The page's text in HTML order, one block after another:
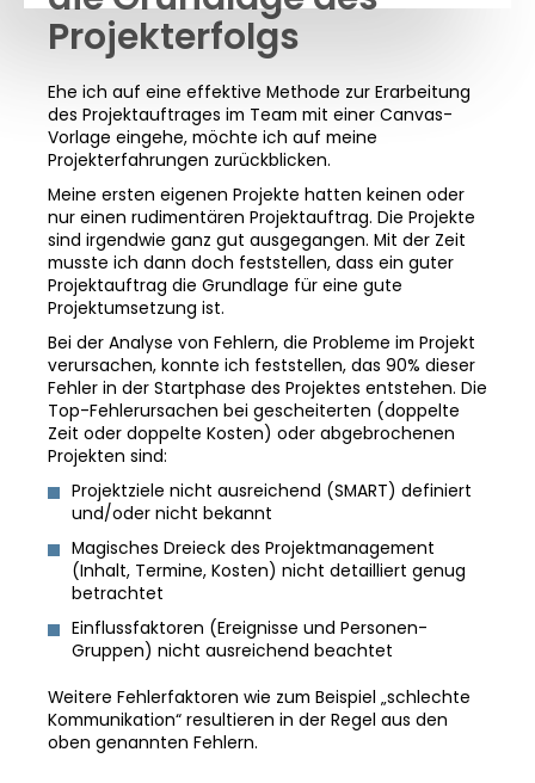
Projekterfolgs
Ehe ich auf eine effektive Methode zur Erarbeitung
des Projektauftrages im Team mit einer Canvas-
Vorlage eingehe, möchte ich auf meine
Projekterfahrungen zurückblicken.
Meine ersten eigenen Projekte hatten keinen oder
nur einen rudimentären Projektauftrag. Die Projekte
sind irgendwie ganz gut ausgegangen. Mit der Zeit
musste ich dann doch feststellen, dass ein guter
Projektauftrag die Grundlage für eine gute
Projektumsetzung ist.
Bei der Analyse von Fehlern, die Probleme im Projekt
verursachen, konnte ich feststellen, das 90% dieser
Fehler in der Startphase des Projektes entstehen. Die
Top-Fehlerursachen bei gescheiterten (doppelte
Zeit oder doppelte Kosten) oder abgebrochenen
Projekten sind:
Projektziele nicht ausreichend (SMART) definiert
und/oder nicht bekannt
Magisches Dreieck des Projektmanagement
(Inhalt, Termine, Kosten) nicht detailliert genug
betrachtet
Einflussfaktoren (Ereignisse und Personen-
Gruppen) nicht ausreichend beachtet
Weitere Fehlerfaktoren wie zum Beispiel „schlechte
Kommunikation“ resultieren in der Regel aus den
oben genannten Fehlern.